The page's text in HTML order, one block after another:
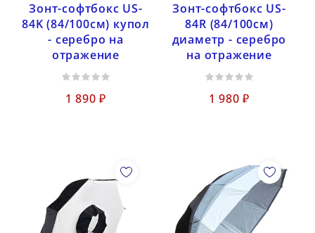
Зонт-софтбокс US-
84K (84/100см) купол
- серебро на
отражение
1 890 ₽
Зонт-софтбокс US-
84R (84/100см)
диаметр - серебро
на отражение
1 980 ₽